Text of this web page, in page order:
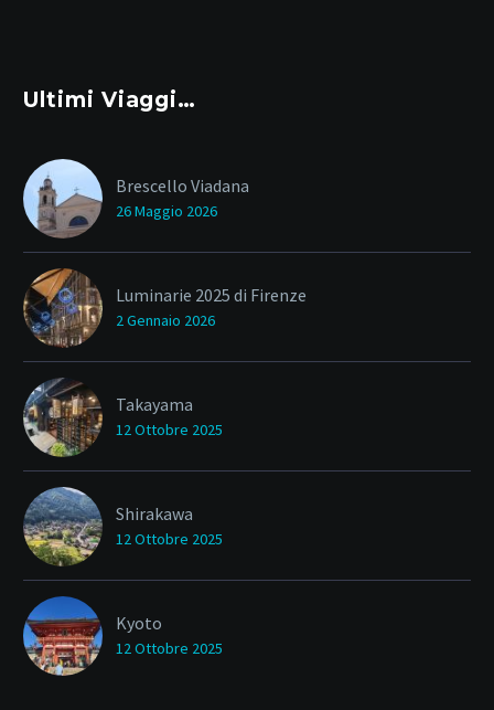
Ultimi Viaggi…
Brescello Viadana
26 Maggio 2026
Luminarie 2025 di Firenze
2 Gennaio 2026
Takayama
12 Ottobre 2025
Shirakawa
12 Ottobre 2025
Kyoto
12 Ottobre 2025